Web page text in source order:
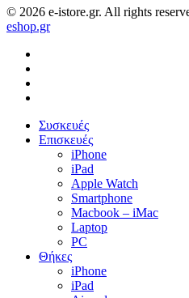
© 2026 e-istore.gr. All rights
eshop.gr
Close
Menu
Συσκευές
Επισκευές
iPhone
iPad
Apple Watch
Smartphone
Macbook – iMac
Laptop
PC
Θήκες
iPhone
iPad